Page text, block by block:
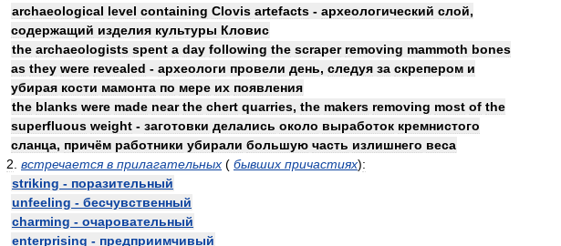
archaeological level containing Clovis artefacts - археологический слой,
содержащий изделия культуры Кловис
the archaeologists spent a day following the scraper removing mammoth bones
as they were revealed - археологи провели день, следуя за скрепером и
убирая кости мамонта по мере их появления
the blanks were made near the chert quarries, the makers removing most of the
superfluous weight - заготовки делались около выработок кремнистого
сланца, причём работники убирали большую часть излишнего веса
2 встречается в прилагательных ( бывших причастиях):
striking - поразительный
unfeeling - бесчувственный
charming - очаровательный
enterprising - предприимчивый